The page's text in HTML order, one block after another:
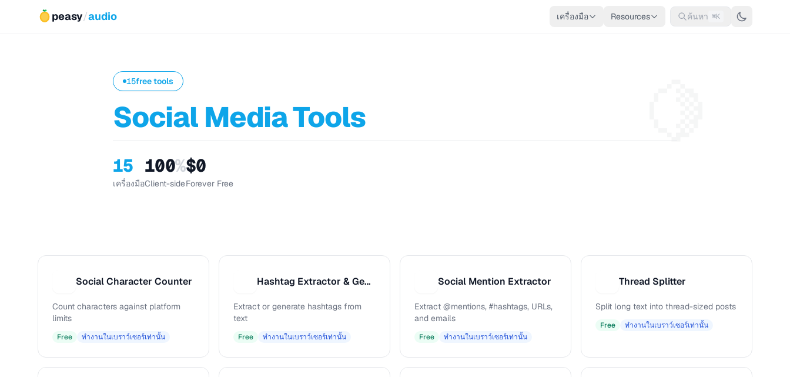
peasy/audio เครื่องมือ Resources ค้นหา ⌘K
🍋
15free tools
Social Media Tools
15
เครื่องมือ
100%
Client-side
$0
Forever Free
Social Character Counter
Count characters against platform
limits
Free ทำงานในเบราว์เซอร์เท่านั้น
Hashtag Extractor & Generator
Extract or generate hashtags from
text
Free ทำงานในเบราว์เซอร์เท่านั้น
Social Mention Extractor
Extract @mentions, #hashtags, URLs,
and emails
Free ทำงานในเบราว์เซอร์เท่านั้น
Thread Splitter
Split long text into thread-sized posts
Free ทำงานในเบราว์เซอร์เท่านั้น